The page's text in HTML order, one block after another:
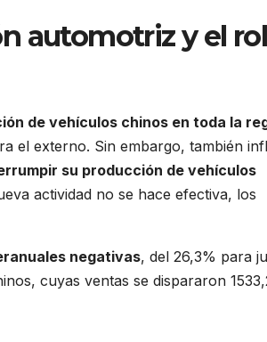
automotriz y el rol
de vehículos chinos en toda la
el externo. Sin embargo, también
su producción de vehículos
actividad no se hace efectiva, los
negativas, del 26,3% para
cuyas ventas se dispararon